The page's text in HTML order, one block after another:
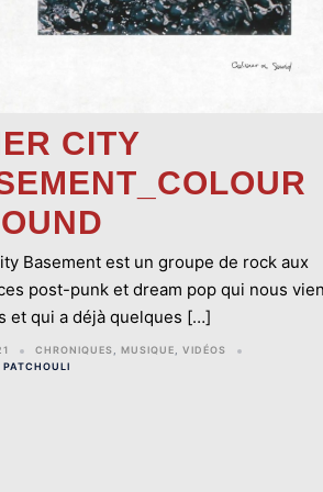
CITY
Basement est un groupe de rock aux
post-punk et dream pop qui nous
et qui a déjà quelques […]
CHRONIQUES MUSIQUE
VIDÉOS
PATCHOULI